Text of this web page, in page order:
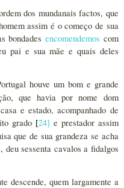
dos mundanais factos, que
assim é o começo de sua
bondades encomendemos com
pai e sua mãe e quais deles
houve um bom e grande
que havia por nome dom
e estado, acompanhado de
grado [24] e prestador assim
que de sua grandeza se acha
, deu sessenta cavalos a fidalgos
descende, quem largamente a